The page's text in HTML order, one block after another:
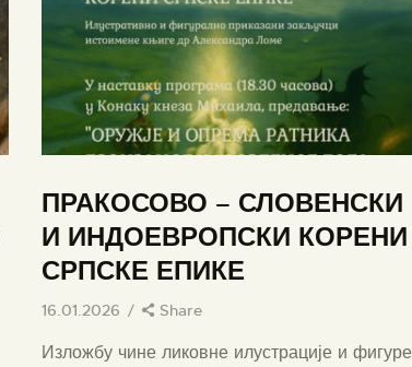
ПРАКОСОВО – СЛОВЕНСКИ
И ИНДОЕВРОПСКИ КОРЕНИ
СРПСКЕ ЕПИКЕ
16.01.2026 Share
Изложбу чине ликовне илустрације и фигуре